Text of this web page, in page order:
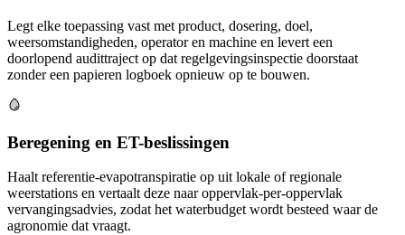
Legt elke toepassing vast met product, dosering, doel,
weersomstandigheden, operator en machine en levert een
doorlopend audittraject op dat regelgevingsinspectie doorstaat
zonder een papieren logboek opnieuw op te bouwen.
Beregening en ET-beslissingen
Haalt referentie-evapotranspiratie op uit lokale of regionale
weerstations en vertaalt deze naar oppervlak-per-oppervlak
vervangingsadvies, zodat het waterbudget wordt besteed waar de
agronomie dat vraagt.